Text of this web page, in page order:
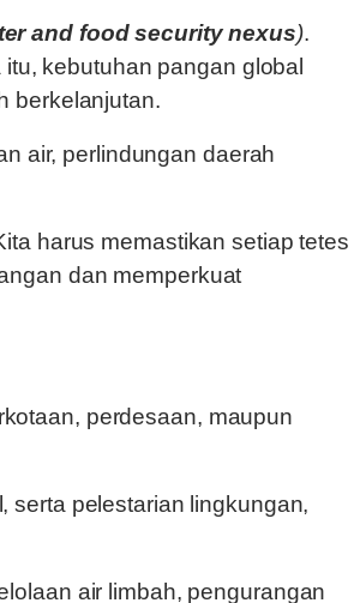
and food security nexus).
kebutuhan pangan global
berkelanjutan.
air, perlindungan daerah
harus memastikan setiap tetes
dan memperkuat
perdesaan, maupun
serta pelestarian lingkungan,
air limbah, pengurangan